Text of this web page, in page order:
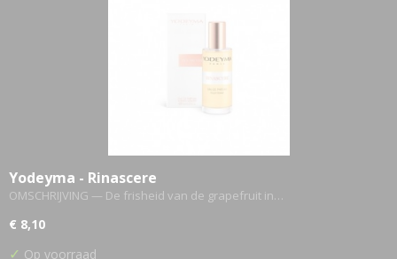
Yodeyma - Rinascere
OMSCHRIJVING — De frisheid van de grapefruit in…
€ 8,10
✓ Op voorraad